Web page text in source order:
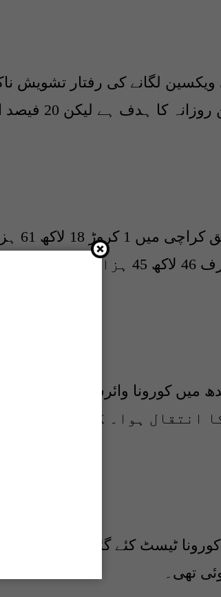
ویکسین لگانے کی رفتار تشویش
ہے۔ شہر میں 4
لگانے کا ہدف ہے۔ اب تک صرف 46
دوسری
کراچی میں
تھی۔